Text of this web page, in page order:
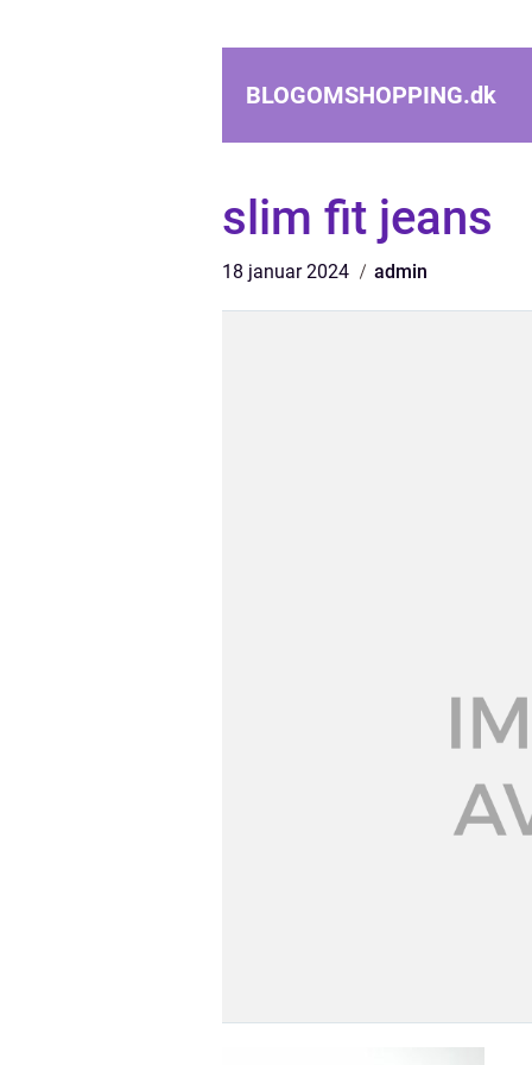
BLOGOMSHOPPING.dk
slim fit jeans
18 januar 2024 admin